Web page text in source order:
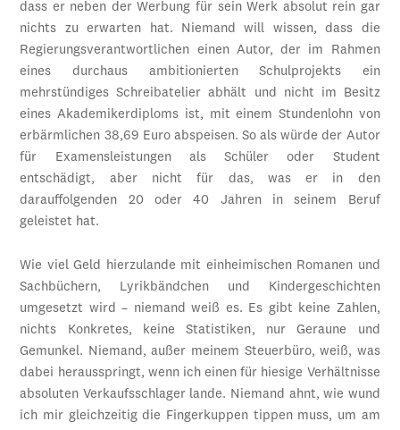
dass er neben der Werbung für sein Werk absolut rein gar
nichts zu erwarten hat. Niemand will wissen, dass die
Regierungsverantwortlichen einen Autor, der im Rahmen
eines durchaus ambitionierten Schulprojekts ein
mehrstündiges Schreibatelier abhält und nicht im Besitz
eines Akademikerdiploms ist, mit einem Stundenlohn von
erbärmlichen 38,69 Euro abspeisen. So als würde der Autor
für Examensleistungen als Schüler oder Student
entschädigt, aber nicht für das, was er in den
darauffolgenden 20 oder 40 Jahren in seinem Beruf
geleistet hat.
Wie viel Geld hierzulande mit einheimischen Romanen und
Sachbüchern, Lyrikbändchen und Kindergeschichten
umgesetzt wird – niemand weiß es. Es gibt keine Zahlen,
nichts Konkretes, keine Statistiken, nur Geraune und
Gemunkel. Niemand, außer meinem Steuerbüro, weiß, was
dabei herausspringt, wenn ich einen für hiesige Verhältnisse
absoluten Verkaufsschlager lande. Niemand ahnt, wie wund
ich mir gleichzeitig die Fingerkuppen tippen muss, um am